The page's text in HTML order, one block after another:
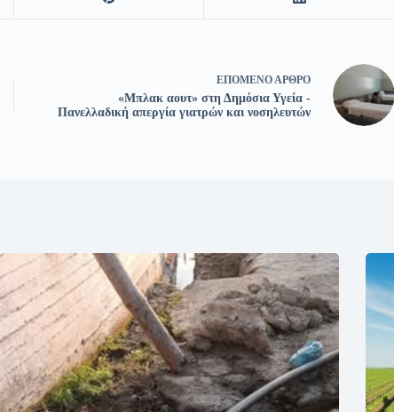
ΕΠΌΜΕΝΟΆΡΘΡΟ
«Μπλακ αουτ» στη Δημόσια Υγεία -
Πανελλαδική απεργία γιατρών και νοσηλευτών